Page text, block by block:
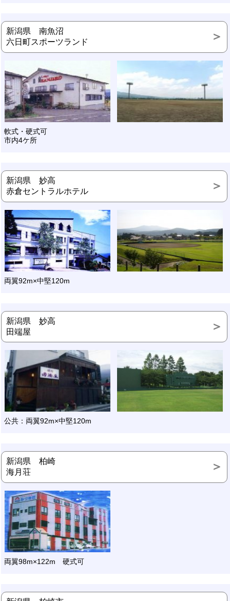
新潟県 南魚沼
六日町スポーツランド
軟式・硬式可
市内4ケ所
新潟県 妙高
赤倉セントラルホテル
両翼92m×中堅120m
新潟県 妙高
田端屋
公共：両翼92m×中堅120m
新潟県 柏崎
海月荘
両翼98m×122m 硬式可